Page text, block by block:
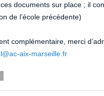
documents sur place ; il
de l’école précédente)
complémentaire, merci
aix-marseille.fr